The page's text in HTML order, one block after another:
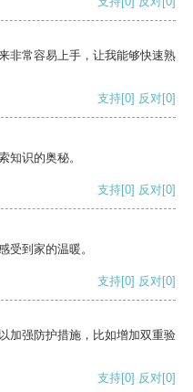
非常容易上手，让我能够快速熟
支持[0] 反对[0]
知识的奥秘。
支持[0] 反对[0]
受到家的温暖。
支持[0] 反对[0]
加强防护措施，比如增加双重验
支持[0] 反对[0]